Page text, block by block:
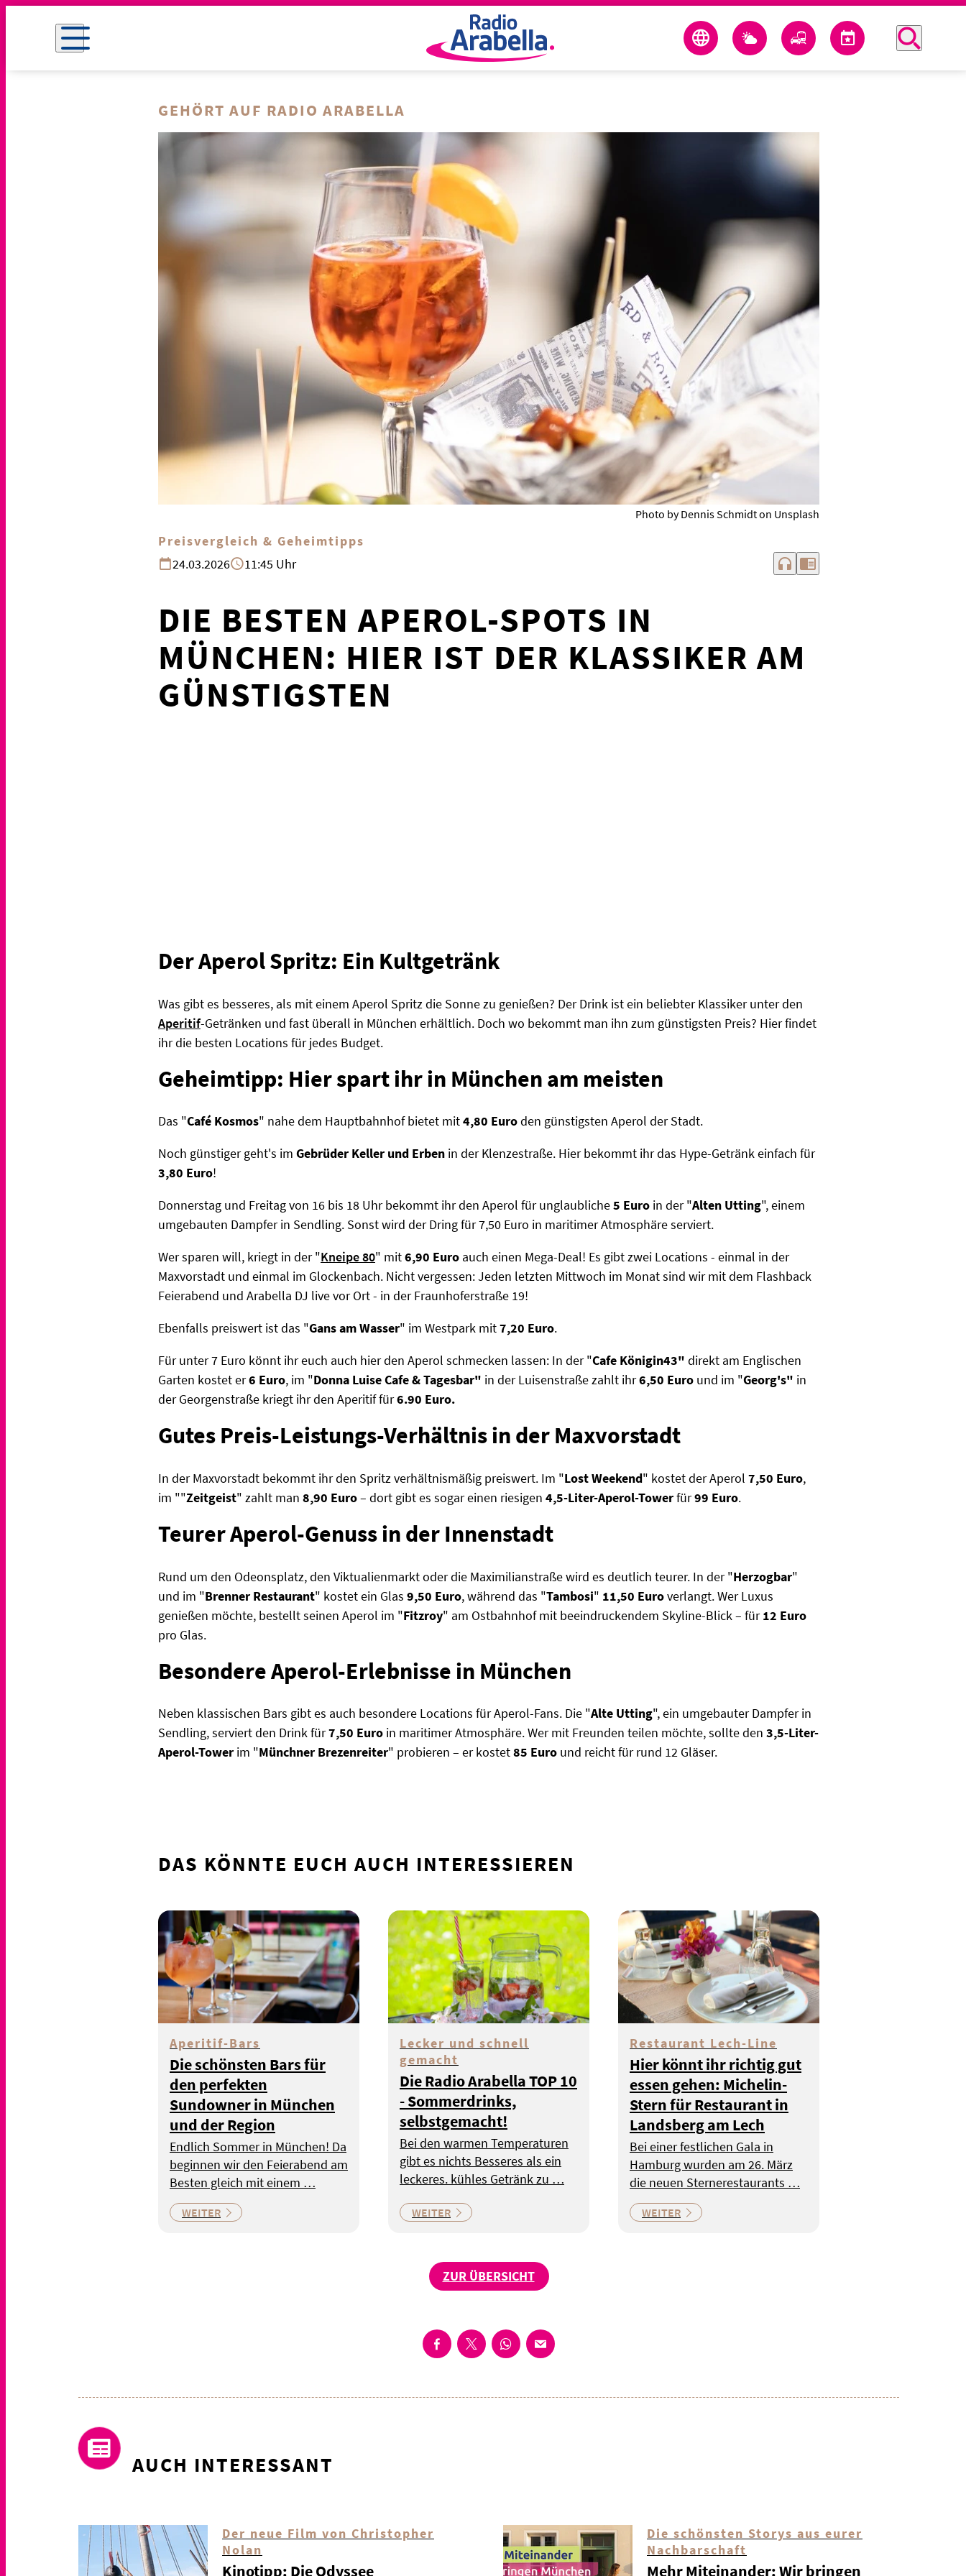
GEHÖRT AUF RADIO ARABELLA
Photo by Dennis Schmidt on Unsplash
Preisvergleich & Geheimtipps
24.03.2026
11:45 Uhr headphones chrome_reader_mode
DIE BESTEN APEROL-SPOTS IN
MÜNCHEN: HIER IST DER KLASSIKER AM
GÜNSTIGSTEN
Der Aperol Spritz: Ein Kultgetränk
Was gibt es besseres, als mit einem Aperol Spritz die Sonne zu genießen? Der Drink ist ein beliebter Klassiker unter den
Aperitif-Getränken und fast überall in München erhältlich. Doch wo bekommt man ihn zum günstigsten Preis? Hier findet
ihr die besten Locations für jedes Budget.
Geheimtipp: Hier spart ihr in München am meisten
Das "Café Kosmos" nahe dem Hauptbahnhof bietet mit4,80 Euroden günstigsten Aperol der Stadt.
Noch günstiger geht's im Gebrüder Keller und Erben in der Klenzestraße. Hier bekommt ihr das Hype-Getränk einfach für
3,80 Euro!
Donnerstag und Freitag von 16 bis 18 Uhr bekommt ihr den Aperol für unglaubliche5 Euro in der "Alten Utting", einem
umgebauten Dampfer in Sendling. Sonst wird der Dring für 7,50 Euro in maritimer Atmosphäre serviert.
Wer sparen will, kriegt in der "Kneipe 80" mit6,90 Euro auch einen Mega-Deal! Es gibt zwei Locations - einmal in der
Maxvorstadt und einmal im Glockenbach. Nicht vergessen: Jeden letzten Mittwoch im Monat sind wir mit dem Flashback
Feierabend und Arabella DJ live vor Ort - in der Fraunhoferstraße 19!
Ebenfalls preiswert ist das "Gans am Wasser" im Westpark mit7,20 Euro.
Für unter 7 Euro könnt ihr euch auch hier den Aperol schmecken lassen: In der "Cafe Königin43" direkt am Englischen
Garten kostet er6 Euro, im "Donna Luise Cafe & Tagesbar" in der Luisenstraße zahlt ihr6,50 Euro und im "Georg's" in
der Georgenstraße kriegt ihr den Aperitif für6.90 Euro.
Gutes Preis-Leistungs-Verhältnis in der Maxvorstadt
In der Maxvorstadt bekommt ihr den Spritz verhältnismäßig preiswert. Im "Lost Weekend" kostet der Aperol 7,50 Euro,
im ""Zeitgeist" zahlt man 8,90 Euro– dort gibt es sogar einen riesigen 4,5-Liter-Aperol-Towerfür99 Euro.
Teurer Aperol-Genuss in der Innenstadt
Rund um den Odeonsplatz, den Viktualienmarkt oder die Maximilianstraße wird es deutlich teurer. In der "Herzogbar"
und im "Brenner Restaurant" kostet ein Glas 9,50 Euro, während das "Tambosi" 11,50 Euroverlangt. Wer Luxus
genießen möchte, bestellt seinen Aperol im "Fitzroy" am Ostbahnhof mit beeindruckendem Skyline-Blick – für12 Euro
pro Glas.
Besondere Aperol-Erlebnisse in München
Neben klassischen Bars gibt es auch besondere Locations für Aperol-Fans. Die "Alte Utting", ein umgebauter Dampfer in
Sendling, serviert den Drink für7,50 Euro in maritimer Atmosphäre. Wer mit Freunden teilen möchte, sollte den 3,5-Liter-
Aperol-Tower im "Münchner Brezenreiter" probieren – er kostet85 Euro und reicht für rund 12 Gläser.
DAS KÖNNTE EUCH AUCH INTERESSIEREN
Aperitif-Bars
Die schönsten Bars für
den perfekten
Sundowner in München
und der Region
Endlich Sommer in München! Da
beginnen wir den Feierabend am
Besten gleich mit einem …
WEITER
Lecker und schnell
gemacht
Die Radio Arabella TOP 10
- Sommerdrinks,
selbstgemacht!
Bei den warmen Temperaturen
gibt es nichts Besseres als ein
leckeres. kühles Getränk zu …
WEITER
Restaurant Lech-Line
Hier könnt ihr richtig gut
essen gehen: Michelin-
Stern für Restaurant in
Landsberg am Lech
Bei einer festlichen Gala in
Hamburg wurden am 26. März
die neuen Sternerestaurants …
WEITER
ZUR ÜBERSICHT
AUCH INTERESSANT
Der neue Film von Christopher
Nolan
Kinotipp: Die Odyssee
Die schönsten Storys aus eurer
Nachbarschaft
Mehr Miteinander: Wir bringen